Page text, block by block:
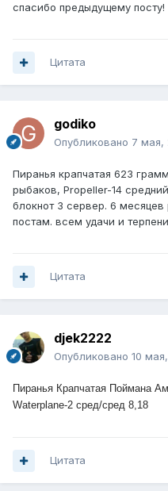
спасибо предыдущему посту!
Цитата
godiko
Опубликовано 7 мая,
Пиранья крапчатая 623
рыбаков, Propeller-14
блокнот 3 сервер. 6
постам. всем удачи и
Цитата
djek2222
Опубликовано 10
Пиранья Крапчатая Поймана
Waterplane-2 сред/сред 8,18
Цитата